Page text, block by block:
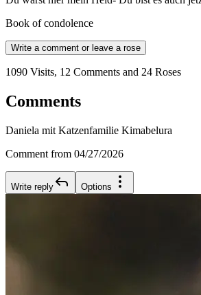
Book of condolence
Write a comment or leave a rose
1090 Visits, 12 Comments and 24 Roses
Comments
Daniela mit Katzenfamilie Kimabelura
Comment from 04/27/2026
Write reply Options